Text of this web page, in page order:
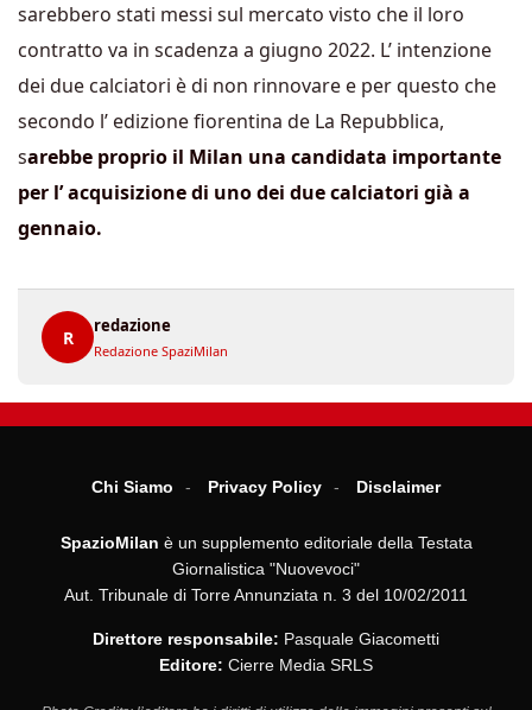
sarebbero stati messi sul mercato visto che il loro
contratto va in scadenza a giugno 2022. L’ intenzione
dei due calciatori è di non rinnovare e per questo che
secondo l’ edizione fiorentina de La Repubblica,
sarebbe proprio il Milan una candidata importante
per l’ acquisizione di uno dei due calciatori già a
gennaio.
R
redazione
Redazione SpaziMilan
Chi Siamo Privacy Policy Disclaimer
SpazioMilan è un supplemento editoriale della Testata
Giornalistica "Nuovevoci"
Aut. Tribunale di Torre Annunziata n. 3 del 10/02/2011
Direttore responsabile: Pasquale Giacometti
Editore: Cierre Media SRLS